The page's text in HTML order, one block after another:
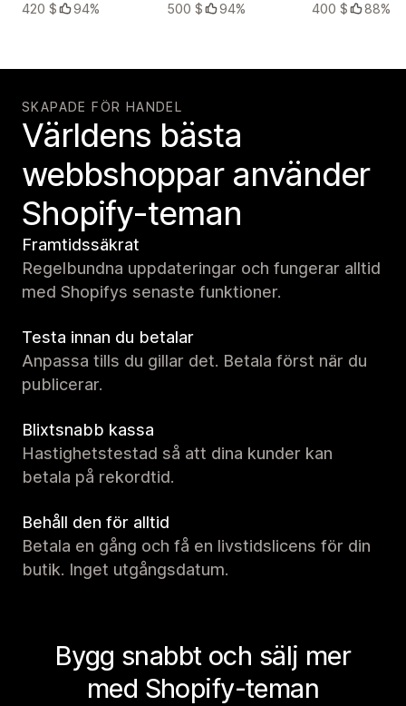
420 $
94%
500 $
94%
400 $
88%
SKAPADE FÖR HANDEL
Världens bästa
webbshoppar använder
Shopify-teman
Framtidssäkrat
Regelbundna uppdateringar och fungerar alltid
med Shopifys senaste funktioner.
Testa innan du betalar
Anpassa tills du gillar det. Betala först när du
publicerar.
Blixtsnabb kassa
Hastighetstestad så att dina kunder kan
betala på rekordtid.
Behåll den för alltid
Betala en gång och få en livstidslicens för din
butik. Inget utgångsdatum.
Bygg snabbt och sälj mer
med Shopify-teman